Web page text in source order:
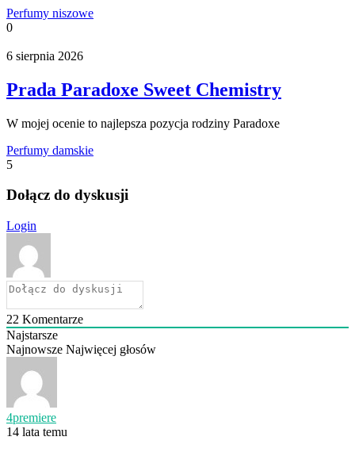
Perfumy niszowe
0
6 sierpnia 2026
Prada Paradoxe Sweet Chemistry
W mojej ocenie to najlepsza pozycja rodziny Paradoxe
Perfumy damskie
5
Dołącz do dyskusji
Login
22 Komentarze
Najstarsze
Najnowsze Najwięcej głosów
4premiere
14 lata temu